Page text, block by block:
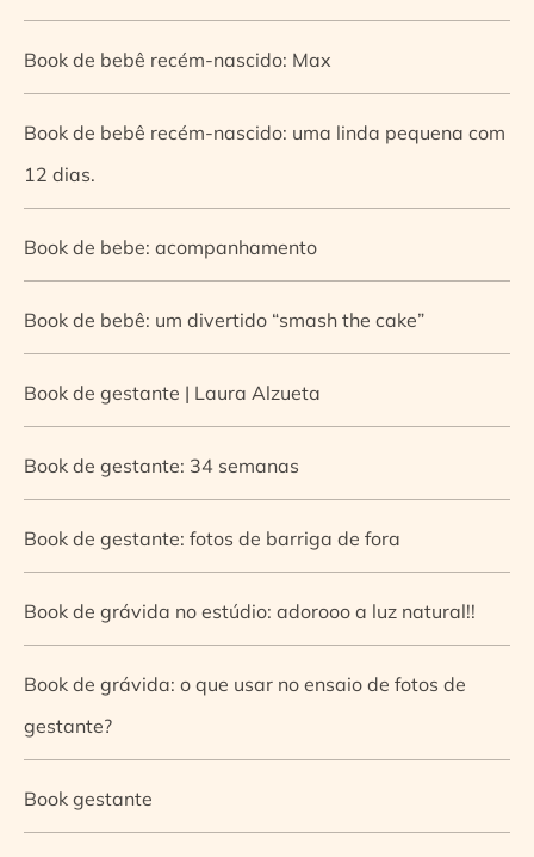
Book de bebê recém-nascido: Max
Book de bebê recém-nascido: uma linda pequena com
12 dias.
Book de bebe: acompanhamento
Book de bebê: um divertido “smash the cake”
Book de gestante | Laura Alzueta
Book de gestante: 34 semanas
Book de gestante: fotos de barriga de fora
Book de grávida no estúdio: adorooo a luz natural!!
Book de grávida: o que usar no ensaio de fotos de
gestante?
Book gestante